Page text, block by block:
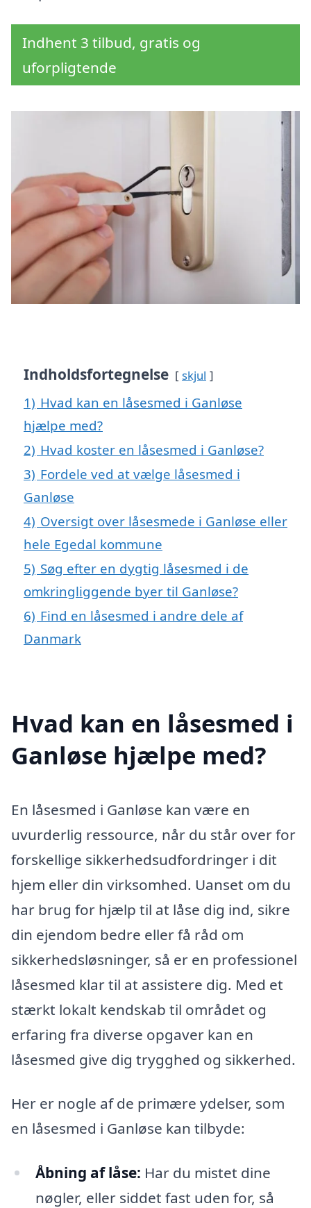
Indhent 3 tilbud, gratis og
uforpligtende
Indholdsfortegnelse skjul
1) Hvad kan en låsesmed i Ganløse
hjælpe med?
2) Hvad koster en låsesmed i Ganløse?
3) Fordele ved at vælge låsesmed i
Ganløse
4) Oversigt over låsesmede i Ganløse eller
hele Egedal kommune
5) Søg efter en dygtig låsesmed i de
omkringliggende byer til Ganløse?
6) Find en låsesmed i andre dele af
Danmark
Hvad kan en låsesmed i
Ganløse hjælpe med?
En låsesmed i Ganløse kan være en
uvurderlig ressource, når du står over for
forskellige sikkerhedsudfordringer i dit
hjem eller din virksomhed. Uanset om du
har brug for hjælp til at låse dig ind, sikre
din ejendom bedre eller få råd om
sikkerhedsløsninger, så er en professionel
låsesmed klar til at assistere dig. Med et
stærkt lokalt kendskab til området og
erfaring fra diverse opgaver kan en
låsesmed give dig trygghed og sikkerhed.
Her er nogle af de primære ydelser, som
en låsesmed i Ganløse kan tilbyde:
Åbning af låse: Har du mistet dine
nøgler, eller siddet fast uden for, så